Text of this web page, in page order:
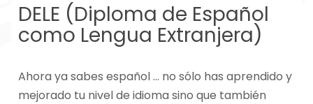
DELE (Diploma de Español
como Lengua Extranjera)
Ahora ya sabes español … no sólo has aprendido y
mejorado tu nivel de idioma sino que también